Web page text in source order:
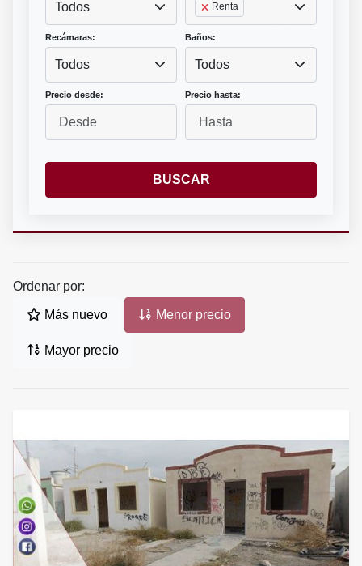
Todos Renta
Recámaras:
Todos
Baños:
Todos
Precio desde: Precio hasta:
BUSCAR
Ordenar por:
Más nuevo Menor precio
Mayor precio